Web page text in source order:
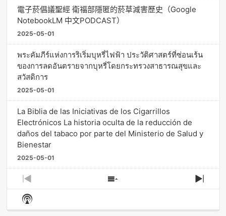
電子菸倡議聖經 衛福部隱匿的菸草減害歷史（Google
NotebookLM 中文PODCAST）
2025-05-01
พระคัมภีร์แห่งการริเริ่มบุหรี่ไฟฟ้า ประวัติศาสตร์ที่ซ่อนเร้น
ของการลดอันตรายจากบุหรี่โดยกระทรวงสาธารณสุขและ
สวัสดิการ
2025-05-01
La Biblia de las Iniciativas de los Cigarrillos
Electrónicos La historia oculta de la reducción de
daños del tabaco por parte del Ministerio de Salud y
Bienestar
2025-05-01
Previous
Episode
Show
Episodes
Next
Show
Podcast